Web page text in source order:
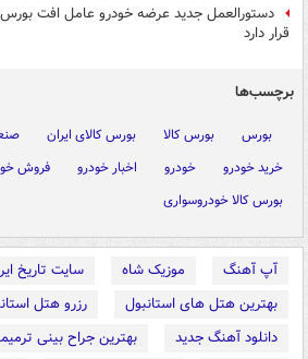
دستورالعمل جدید عرضه خودرو عامل افت
قرار دارد
برچسب‌ها
بورس بورس کالا بورس کالای ایران
خرید خودرو
خودرو اخبار خودرو فروش
بورس کالا خودروسواری
آپ آهنگ موزیک شاه
سایت تاریخ
بهترین هتل های استانبول
رزرو هتل
دانلود آهنگ جدید
بهترین جراح بینی